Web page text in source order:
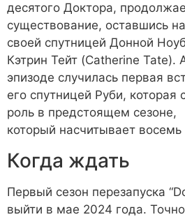
десятого Доктора,
существование, оставшись
своей спутницей Донной
Кэтрин Тейт (Catherine Tate).
эпизоде случилась первая
его спутницей Руби,
роль в предстоящем сезоне,
который насчитывает восемь
Когда ждать
Первый сезон перезапуска
выйти в мае 2024 года.